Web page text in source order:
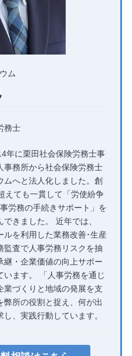
ム
務士
年に栗田社会保険労務士事
事務所から社会保険労務士
ムへと法人化しました。創
えても一貫して「労使紛争
労務の手続きサポート」を
きました。 近年では、
ルを利用した業務改善･生産
監査で人事労務リスクを抽
継・企業価値の向上サポー
います。 「人事労務を通じ
業づくりと地域の発展を支
弊所の役割と捉え、何が出
、実践行動しています。